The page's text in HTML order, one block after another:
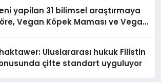
yapilan 31 bilimsel araştırmaya
Vegan Köpek Maması ve Vegan
Uluslararası hukuk Filistin
çifte standart uyguluyor